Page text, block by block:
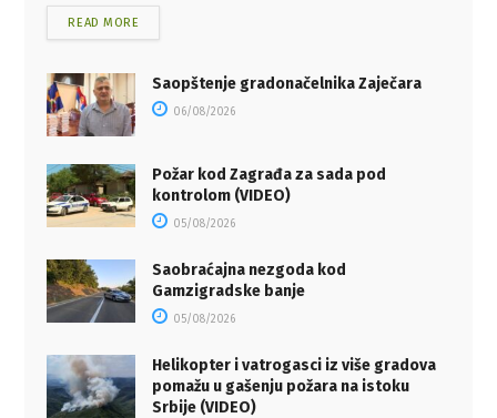
READ MORE
Saopštenje gradonačelnika Zaječara
06/08/2026
Požar kod Zagrađa za sada pod
kontrolom (VIDEO)
05/08/2026
Saobraćajna nezgoda kod
Gamzigradske banje
05/08/2026
Helikopter i vatrogasci iz više gradova
pomažu u gašenju požara na istoku
Srbije (VIDEO)